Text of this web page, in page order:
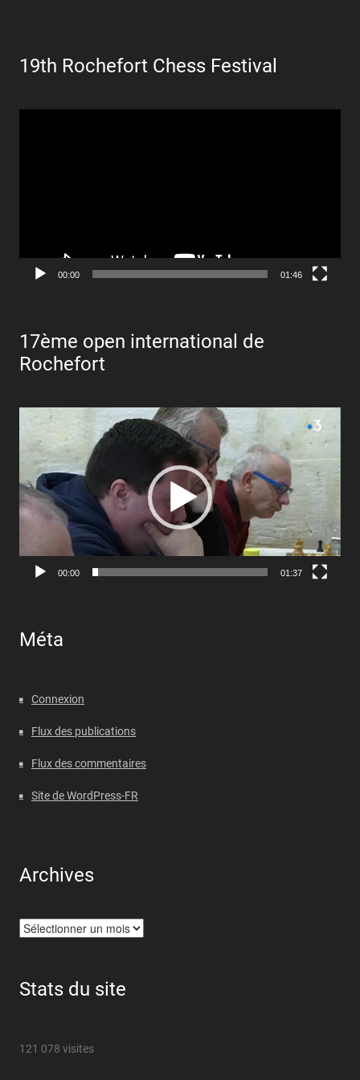
19th Rochefort Chess Festival
00:00 01:46
17ème open international de
Rochefort
Lecteur
vidéo
00:00 01:37
Méta
Connexion
Flux des publications
Flux des commentaires
Site de WordPress-FR
Archives
Archives
Stats du site
121 078 visites